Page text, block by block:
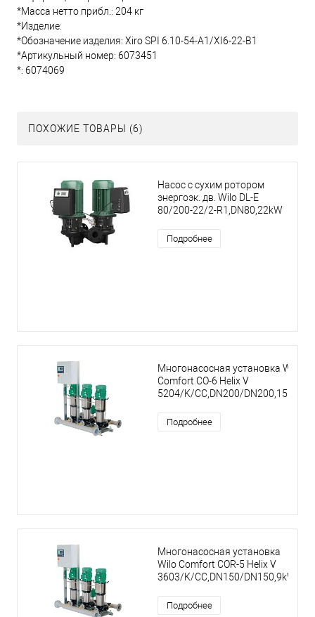
*Масса нетто прибл.: 204 кг
*Изделие:
*Обозначение изделия: Xiro SPI 6.10-54-A1/XI6-22-B1
*Артикульный номер: 6073451
*: 6074069
ПОХОЖИЕ ТОВАРЫ (6)
Насос с сухим ротором
энергоэк. дв. Wilo DL-E
80/200-22/2-R1,DN80,22kW
Подробнее
Многонасосная установка Wilo
Comfort CO-6 Helix V
5204/K/CC,DN200/DN200,15kW
Подробнее
Многонасосная установка
Wilo Comfort COR-5 Helix V
3603/K/CC,DN150/DN150,9kW
Подробнее